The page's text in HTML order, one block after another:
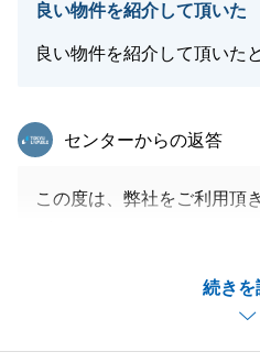
良い物件を紹介して頂いた
良い物件を紹介して頂いた
続きを
東急リバブル
センターからの返答
この度は、弊社をご利用頂
きて、私自身も大変うれし
お引き渡し後もリフォーム
っております。